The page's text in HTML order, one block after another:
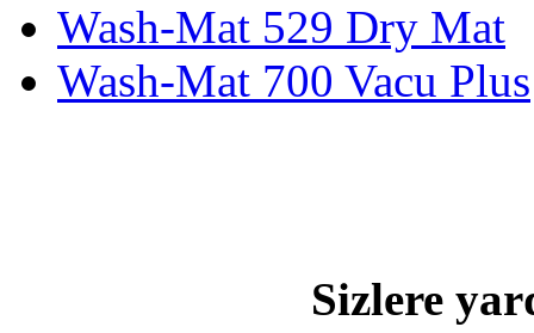
Wash-Mat 529 Dry Mat
Wash-Mat 700 Vacu Plus
Sizlere